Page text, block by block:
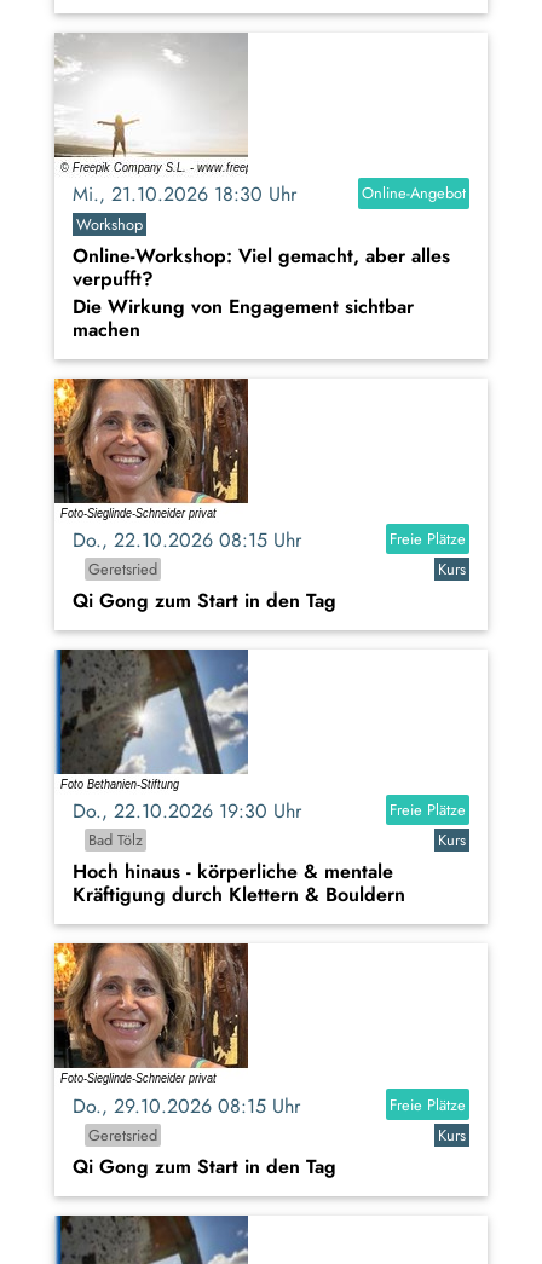
Mi., 21.10.2026 18:30 Uhr
Online-Angebot
Workshop
Online-Workshop: Viel gemacht, aber alles
verpufft?
Die Wirkung von Engagement sichtbar
machen
Do., 22.10.2026 08:15 Uhr
Freie Plätze
Geretsried
Kurs
Qi Gong zum Start in den Tag
Do., 22.10.2026 19:30 Uhr
Freie Plätze
Bad Tölz
Kurs
Hoch hinaus - körperliche & mentale
Kräftigung durch Klettern & Bouldern
Do., 29.10.2026 08:15 Uhr
Freie Plätze
Geretsried
Kurs
Qi Gong zum Start in den Tag